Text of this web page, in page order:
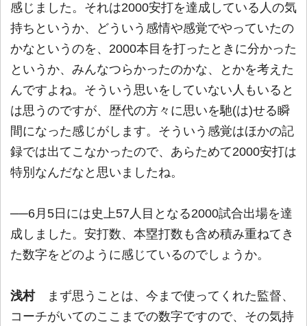
感じました。それは2000安打を達成している人の気
持ちというか、どういう感情や感覚でやっていたの
かなというのを、2000本目を打ったときに分かった
というか、みんなつらかったのかな、とかを考えた
んですよね。そういう思いをしていない人もいると
は思うのですが、歴代の方々に思いを馳(は)せる瞬
間になった感じがします。そういう感覚はほかの記
録では出てこなかったので、あらためて2000安打は
特別なんだなと思いましたね。
──6月5日には史上57人目となる2000試合出場を達
成しました。安打数、本塁打数も含め積み重ねてき
た数字をどのように感じているのでしょうか。
浅村まず思うことは、今まで使ってくれた監督、
コーチがいてのここまでの数字ですので、その気持